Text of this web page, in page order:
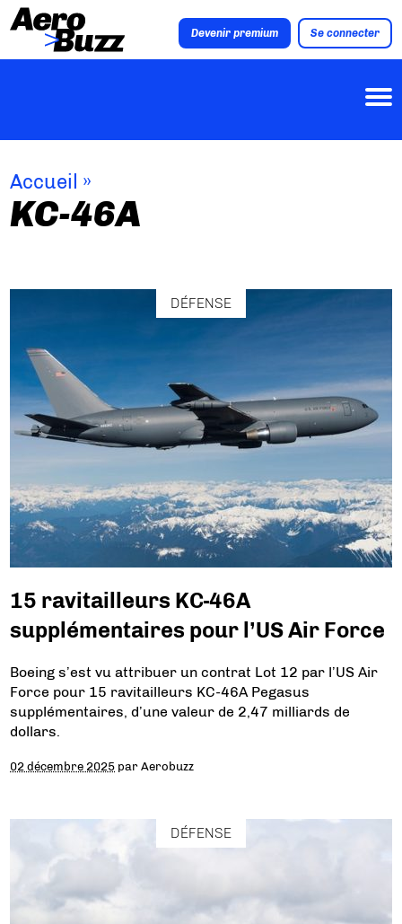
Devenir premium Se connecter
Accueil »
KC-46A
DÉFENSE
15 ravitailleurs KC-46A
supplémentaires pour l’US Air Force
Boeing s’est vu attribuer un contrat Lot 12 par l’US Air
Force pour 15 ravitailleurs KC-46A Pegasus
supplémentaires, d’une valeur de 2,47 milliards de
dollars.
02 décembre 2025 parAerobuzz
DÉFENSE